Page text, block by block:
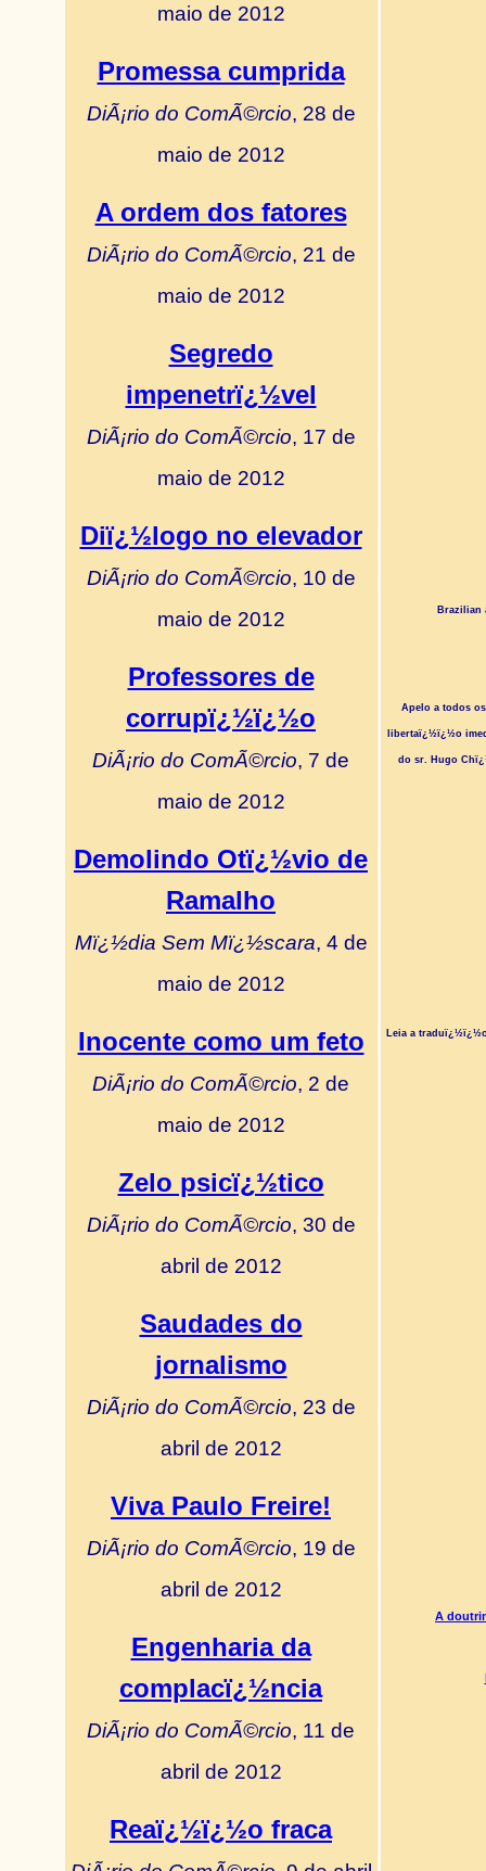
maio de 2012
Promessa cumprida
DiÃ¡rio do ComÃ©rcio, 28 de
maio de 2012
A ordem dos fatores
DiÃ¡rio do ComÃ©rcio, 21 de
maio de 2012
Segredo
impenetrï¿½vel
DiÃ¡rio do ComÃ©rcio, 17 de
maio de 2012
Diï¿½logo no elevador
DiÃ¡rio do ComÃ©rcio, 10 de
maio de 2012
Professores de
corrupï¿½ï¿½o
DiÃ¡rio do ComÃ©rcio, 7 de
maio de 2012
Demolindo Otï¿½vio de
Ramalho
Mï¿½dia Sem Mï¿½scara, 4 de
maio de 2012
Inocente como um feto
DiÃ¡rio do ComÃ©rcio, 2 de
maio de 2012
Zelo psicï¿½tico
DiÃ¡rio do ComÃ©rcio, 30 de
abril de 2012
Saudades do
jornalismo
DiÃ¡rio do ComÃ©rcio, 23 de
abril de 2012
Viva Paulo Freire!
DiÃ¡rio do ComÃ©rcio, 19 de
abril de 2012
Engenharia da
complacï¿½ncia
DiÃ¡rio do ComÃ©rcio, 11 de
abril de 2012
Reaï¿½ï¿½o fraca
Brazilian
Apelo a todos
libertaï¿½ï¿½o
do sr. Hugo
Leia a
A